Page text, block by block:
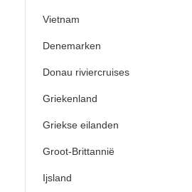
Vietnam
Denemarken
Donau riviercruises
Griekenland
Griekse eilanden
Groot-Brittannië
Ijsland